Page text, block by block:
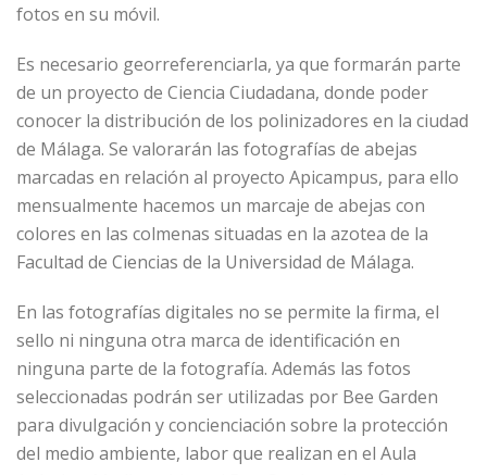
fotos en su móvil.
Es necesario georreferenciarla, ya que formarán parte
de un proyecto de Ciencia Ciudadana, donde poder
conocer la distribución de los polinizadores en la ciudad
de Málaga. Se valorarán las fotografías de abejas
marcadas en relación al proyecto Apicampus, para ello
mensualmente hacemos un marcaje de abejas con
colores en las colmenas situadas en la azotea de la
Facultad de Ciencias de la Universidad de Málaga.
En las fotografías digitales no se permite la firma, el
sello ni ninguna otra marca de identificación en
ninguna parte de la fotografía. Además las fotos
seleccionadas podrán ser utilizadas por Bee Garden
para divulgación y concienciación sobre la protección
del medio ambiente, labor que realizan en el Aula